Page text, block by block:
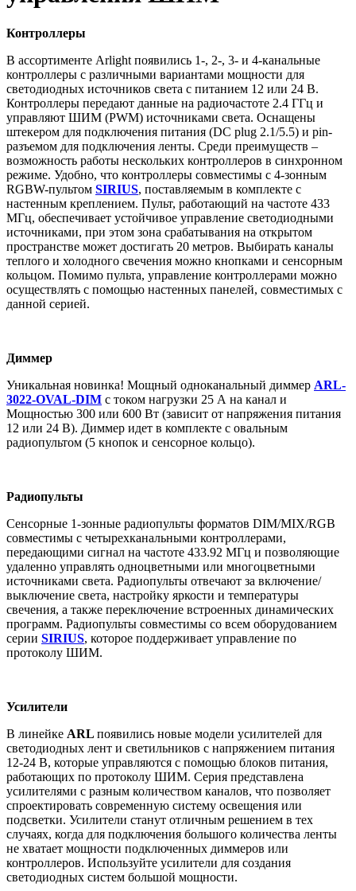
Контроллеры
В ассортименте Arlight появились 1-, 2-, 3- и 4-канальные
контроллеры с различными вариантами мощности для
светодиодных источников света с питанием 12 или 24 В.
Контроллеры передают данные на радиочастоте 2.4 ГГц и
управляют ШИМ (PWM) источниками света. Оснащены
штекером для подключения питания (DC plug 2.1/5.5) и pin-
разъемом для подключения ленты. Среди преимуществ –
возможность работы нескольких контроллеров в синхронном
режиме. Удобно, что контроллеры совместимы с 4-зонным
RGBW-пультом SIRIUS, поставляемым в комплекте с
настенным креплением. Пульт, работающий на частоте 433
МГц, обеспечивает устойчивое управление светодиодными
источниками, при этом зона срабатывания на открытом
пространстве может достигать 20 метров. Выбирать каналы
теплого и холодного свечения можно кнопками и сенсорным
кольцом. Помимо пульта, управление контроллерами можно
осуществлять с помощью настенных панелей, совместимых с
данной серией.
Диммер
Уникальная новинка! Мощный одноканальный диммер ARL-
3022-OVAL-DIM с током нагрузки 25 А на канал и
Мощностью 300 или 600 Вт (зависит от напряжения питания
12 или 24 В). Диммер идет в комплекте с овальным
радиопультом (5 кнопок и сенсорное кольцо).
Радиопульты
Сенсорные 1-зонные радиопульты форматов DIM/MIX/RGB
совместимы с четырехканальными контроллерами,
передающими сигнал на частоте 433.92 МГц и позволяющие
удаленно управлять одноцветными или многоцветными
источниками света. Радиопульты отвечают за включение/
выключение света, настройку яркости и температуры
свечения, а также переключение встроенных динамических
программ. Радиопульты совместимы со всем оборудованием
серии SIRIUS, которое поддерживает управление по
протоколу ШИМ.
Усилители
В линейке ARL появились новые модели усилителей для
светодиодных лент и светильников с напряжением питания
12-24 В, которые управляются с помощью блоков питания,
работающих по протоколу ШИМ. Серия представлена
усилителями с разным количеством каналов, что позволяет
спроектировать современную систему освещения или
подсветки. Усилители станут отличным решением в тех
случаях, когда для подключения большого количества ленты
не хватает мощности подключенных диммеров или
контроллеров. Используйте усилители для создания
светодиодных систем большой мощности.